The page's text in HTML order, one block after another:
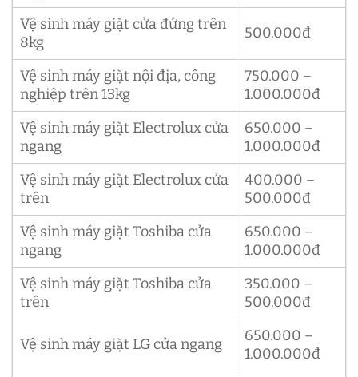
Vệ sinh máy giặt cửa đứng trên
8kg
500.000đ
Vệ sinh máy giặt nội địa, công
nghiệp trên 13kg
750.000 –
1.000.000đ
Vệ sinh máy giặt Electrolux cửa
ngang
650.000 –
1.000.000đ
Vệ sinh máy giặt Electrolux cửa
trên
400.000 –
500.000đ
Vệ sinh máy giặt Toshiba cửa
ngang
650.000 –
1.000.000đ
Vệ sinh máy giặt Toshiba cửa
trên
350.000 –
500.000đ
Vệ sinh máy giặt LG cửa ngang
650.000 –
1.000.000đ